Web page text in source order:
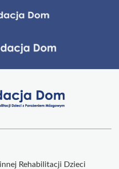
Rehabilitacji Dzieci